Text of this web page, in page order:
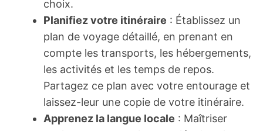
choix.
Planifiez votre itinéraire : Établissez un
plan de voyage détaillé, en prenant en
compte les transports, les hébergements,
les activités et les temps de repos.
Partagez ce plan avec votre entourage et
laissez-leur une copie de votre itinéraire.
Apprenez la langue locale : Maîtriser